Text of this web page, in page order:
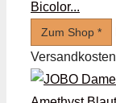
Bicolor...
Zum Shop *
Versandkosten